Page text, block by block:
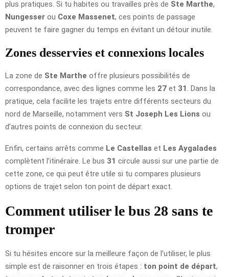
plus pratiques. Si tu habites ou travailles près de Ste Marthe,
Nungesser ou Coxe Massenet, ces points de passage
peuvent te faire gagner du temps en évitant un détour inutile.
Zones desservies et connexions locales
La zone de Ste Marthe offre plusieurs possibilités de
correspondance, avec des lignes comme les 27 et 31 . Dans la
pratique, cela facilite les trajets entre différents secteurs du
nord de Marseille, notamment vers St Joseph Les Lions ou
d’autres points de connexion du secteur.
Enfin, certains arrêts comme Le Castellas et Les Aygalades
complètent l’itinéraire. Le bus 31 circule aussi sur une partie de
cette zone, ce qui peut être utile si tu compares plusieurs
options de trajet selon ton point de départ exact.
Comment utiliser le bus 28 sans te
tromper
Si tu hésites encore sur la meilleure façon de l’utiliser, le plus
simple est de raisonner en trois étapes : ton point de départ,